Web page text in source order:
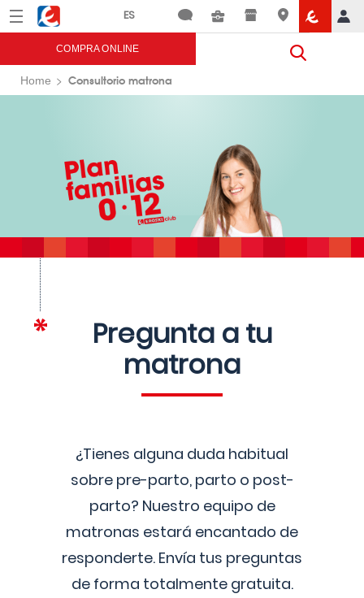
Menú Eroski
COMPRA ONLINE
Home Consultorio matrona
Pregunta a tu
matrona
¿Tienes alguna duda habitual
sobre pre-parto, parto o post-
parto? Nuestro equipo de
matronas estará encantado de
responderte. Envía tus preguntas
de forma totalmente gratuita.